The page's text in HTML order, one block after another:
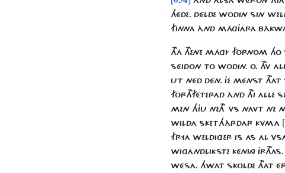
HÉDE. DÉLDE WODIN SIN
FINNA ÀND MÁGJARA
THÁ THENE MÁGÍ FORNOM
SÉIDON TO WODIN. O. THV
UT NÉD DÉN. JE MÉNST
FORTHFÉTERAD ÀND THI ALLE
MEN HJU NETH VS NAVT NE
WILDA SKETHÀRDAR KVMA
FRYA WELDIGER IS AS AL
WIGANDLIKSTE KÉNING JRTHAS.
WÉSA. HWAT SKOLDE THAT